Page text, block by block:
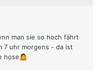
man sie so hoch fährt
7 uhr morgens - da ist
hose🤷